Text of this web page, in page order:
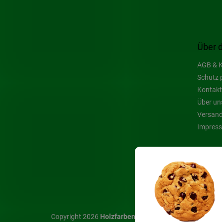
Über
AGB &
Schutz
Kontakt
Über
Copyright 2026 Holzfarben Hahn . Alle Rechte